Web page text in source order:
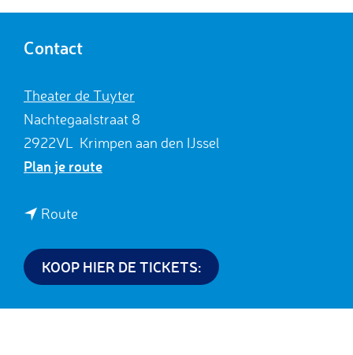
e
Contact
Theater de Tuyter
Nachtegaalstraat 8
2922VL
Krimpen aan den IJssel
Plan je routen
T
h
e
Route
a
r
T
KOOP HIER DE TICKETS: